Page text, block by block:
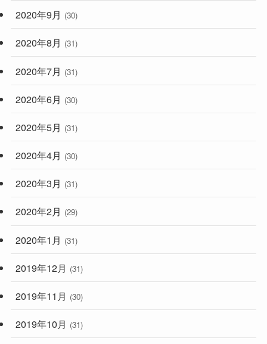
2020年9月 (30)
2020年8月 (31)
2020年7月 (31)
2020年6月 (30)
2020年5月 (31)
2020年4月 (30)
2020年3月 (31)
2020年2月 (29)
2020年1月 (31)
2019年12月 (31)
2019年11月 (30)
2019年10月 (31)